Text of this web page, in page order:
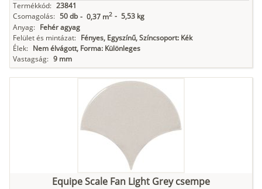
Termékkód: 23841
Csomagolás: 50 db - 0,37 m2 - 5,53 kg
Anyag: Fehér agyag
Felület és mintázat: Fényes, Egyszínű, Színcsoport: Kék
Élek: Nem élvágott, Forma: Különleges
Vastagság: 9 mm
Equipe Scale Fan Light Grey csempe